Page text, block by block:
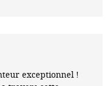
exceptionnel !